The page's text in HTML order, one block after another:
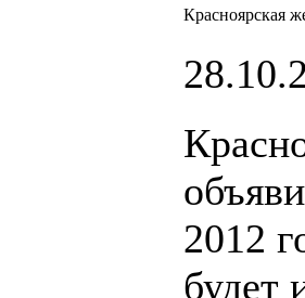
Красноярская
2012
будет